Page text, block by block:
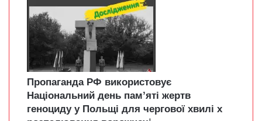
Пропаганда РФ використовує
Національний день пам’яті жертв
геноциду у Польщі для чергової хвилі х